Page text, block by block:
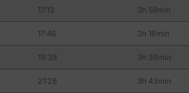
17:13 3h 58min
17:46 3h 16min
19:38 3h 38min
21:28 3h 43min